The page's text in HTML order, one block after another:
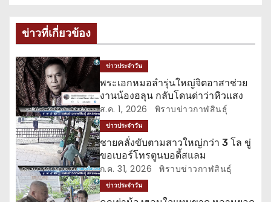
แ
น
ว
เ
รื่
อ
ง
ข่าวที่เกี่ยวข้อง
ข่าวประจำวัน
พระเอกหมอลำรุ่นใหญ่จิตอาสาช่วย
งานน้องฮลุน กลับโดนด่าว่าหิวแสง
ส.ค. 1, 2026 พิราบข่าวกาฬสินธุ์
ข่าวประจำวัน
ชายคลั่งขับตามสาวใหญ่กว่า 3 โล ขู่
ขอเบอร์โทรตูนบอดี้สแลม
ก.ค. 31, 2026 พิราบข่าวกาฬสินธุ์
ข่าวประจำวัน